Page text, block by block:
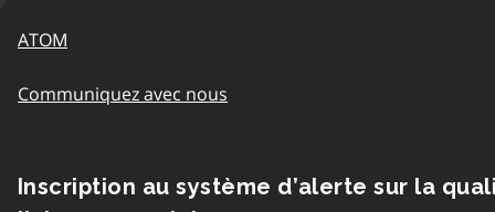
ATOM
Communiquez avec nous
Inscription au système d’alerte sur la